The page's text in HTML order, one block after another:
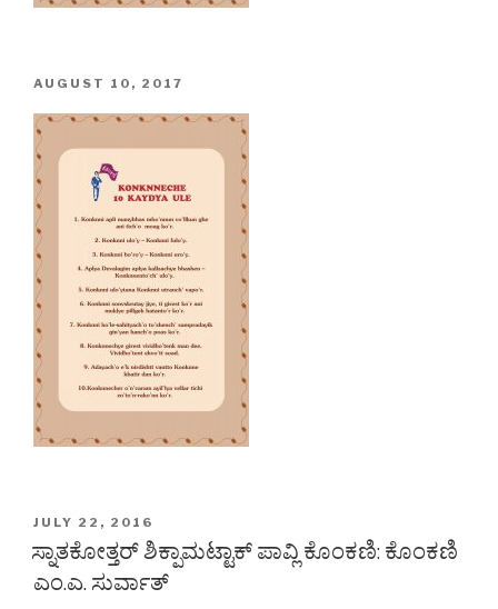
POSTED
AUGUST 10, 2017
POSTED
JULY 22, 2016
ಸ್ನಾತಕೋತ್ತರ್ ಶಿಕ್ಪಾಮಟ್ಟಾಕ್ ಪಾವ್ಲಿ ಕೊಂಕಣಿ: ಕೊಂಕಣಿ
ಎಂ.ಎ. ಸುರ್ವಾತ್